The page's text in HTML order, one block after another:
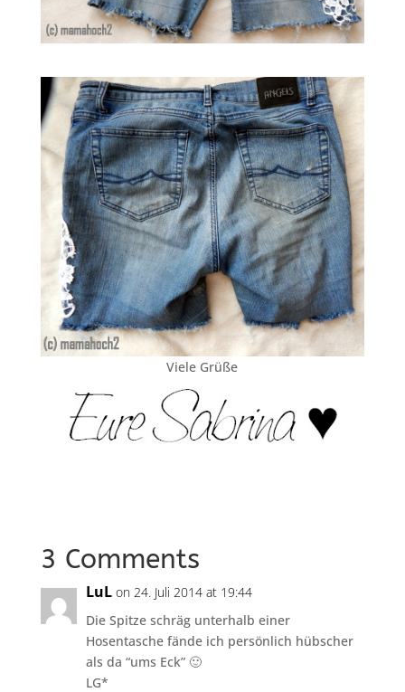
Viele Grüße
3 Comments
LuL on 24. Juli 2014 at 19:44
Die Spitze schräg unterhalb einer
Hosentasche fände ich persönlich hübscher
als da “ums Eck” 🙂
LG*